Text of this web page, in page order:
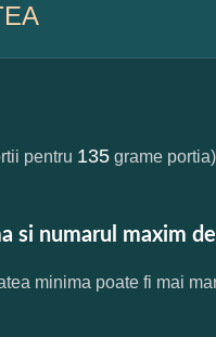
pentru 135 grame portia)
si numarul maxim
minima poate fi mai